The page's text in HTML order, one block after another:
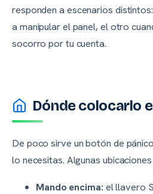
responden a escenarios
a manipular el panel, el otro
socorro por tu cuenta.
Dónde colocarlo
De poco sirve un botón de
lo necesitas. Algunas
Mando encima: el llavero